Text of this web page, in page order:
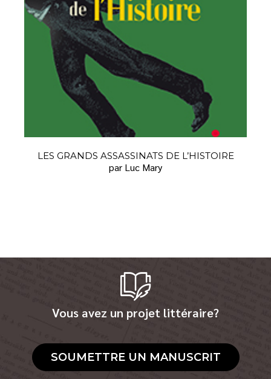
LES GRANDS ASSASSINATS DE L’HISTOIRE
par Luc Mary
Vous avez un projet littéraire?
SOUMETTRE UN MANUSCRIT